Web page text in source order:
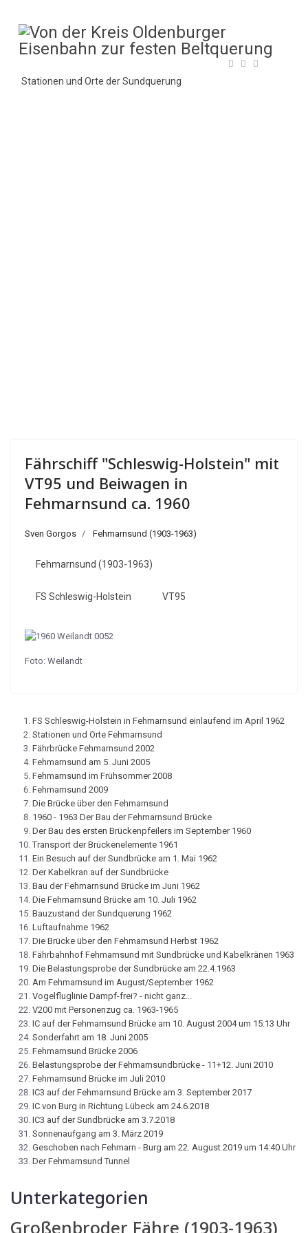
Stationen und Orte der Sundquerung
Fährschiff "Schleswig-Holstein" mit
VT95 und Beiwagen in
Fehmarnsund ca. 1960
Sven Gorgos Fehmarnsund (1903-1963)
Fehmarnsund (1903-1963)
FS Schleswig-Holstein VT95
Foto: Weilandt
FS Schleswig-Holstein in Fehmarnsund einlaufend im April 1962
Stationen und Orte Fehmarnsund
Fährbrücke Fehmarnsund 2002
Fehmarnsund am 5. Juni 2005
Fehmarnsund im Frühsommer 2008
Fehmarnsund 2009
Die Brücke über den Fehmarnsund
1960 - 1963 Der Bau der Fehmarnsund Brücke
Der Bau des ersten Brückenpfeilers im September 1960
Transport der Brückenelemente 1961
Ein Besuch auf der Sundbrücke am 1. Mai 1962
Der Kabelkran auf der Sundbrücke
Bau der Fehmarnsund Brücke im Juni 1962
Die Fehmarnsund Brücke am 10. Juli 1962
Bauzustand der Sundquerung 1962
Luftaufnahme 1962
Die Brücke über den Fehmarnsund Herbst 1962
Fährbahnhof Fehmarnsund mit Sundbrücke und Kabelkränen 1963
Die Belastungsprobe der Sundbrücke am 22.4.1963
Am Fehmarnsund im August/September 1962
Vogelfluglinie Dampf-frei? - nicht ganz...
V200 mit Personenzug ca. 1963-1965
IC auf der Fehmarnsund Brücke am 10. August 2004 um 15:13 Uhr
Sonderfahrt am 18. Juni 2005
Fehmarnsund Brücke 2006
Belastungsprobe der Fehmarnsundbrücke - 11+12. Juni 2010
Fehmarnsund Brücke im Juli 2010
IC3 auf der Fehmarnsund Brücke am 3. September 2017
IC von Burg in Richtung Lübeck am 24.6.2018
IC3 auf der Sundbrücke am 3.7.2018
Sonnenaufgang am 3. März 2019
Geschoben nach Fehmarn - Burg am 22. August 2019 um 14:40 Uhr
Der Fehmarnsund Tunnel
Unterkategorien
Großenbroder Fähre (1903-1963)